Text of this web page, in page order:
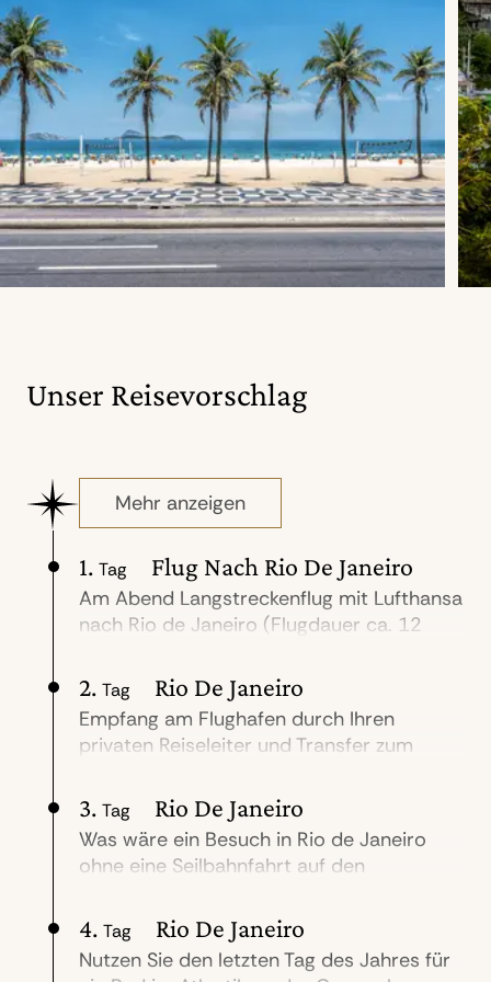
Unser Reisevorschlag
Mehr anzeigen
1. Tag Flug Nach Rio De Janeiro
Am Abend Langstreckenflug mit Lufthansa
nach Rio de Janeiro (Flugdauer ca. 12
2. Tag Rio De Janeiro
Empfang am Flughafen durch Ihren
privaten Reiseleiter und Transfer zum
Copacabana Palace, dem Grand Hotel im
Art Deco-Stil direkt am berühmtesten
Strand der Welt. Das Zimmer steht Ihnen
zum sofortigen Bezug zur Verfügung.
Nehmen Sie ein erstes Bad im Meer – es
liegt direkt vor Ihrem Hotel – und mischen
3. Tag Rio De Janeiro
Was wäre ein Besuch in Rio de Janeiro
ohne eine Seilbahnfahrt auf den
Meeresbucht Guanabara in den Himmel,
ein unverwechselbares Wahrzeichen! Zwei
Gondelfahrten bringen Sie nach oben. Auf
4. Tag Rio De Janeiro
Nutzen Sie den letzten Tag des Jahres für